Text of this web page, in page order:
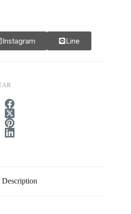
Instagram Line
Description